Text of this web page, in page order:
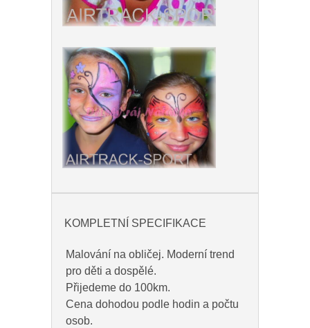
KOMPLETNÍ SPECIFIKACE
Malování na obličej. Moderní trend
pro děti a dospělé.
Přijedeme do 100km.
Cena dohodou podle hodin a počtu
osob.